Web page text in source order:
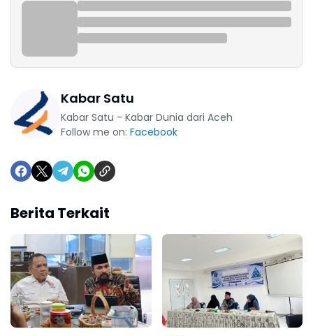
Kabar Satu
Kabar Satu - Kabar Dunia dari Aceh
Follow me on: Facebook
Berita Terkait